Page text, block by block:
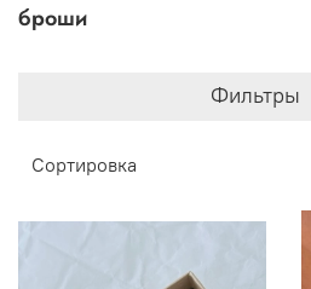
броши
Фильтры